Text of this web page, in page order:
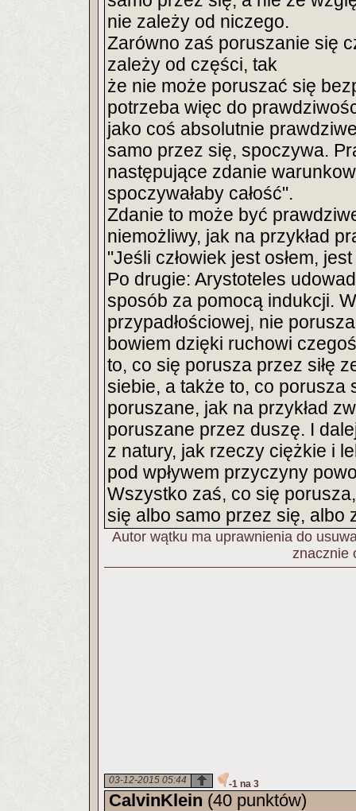
nie zależy od niczego.
Zarówno zaś poruszanie się
zależy od części, tak
że nie może poruszać się
potrzeba więc do
jako coś absolutnie
samo przez się, spoczywa.
następujące zdanie
spoczywałaby całość".
Zdanie to może być
niemożliwy, jak na przykład
"Jeśli człowiek jest osłem,
Po drugie: Arystoteles
sposób za pomocą indukcji.
przypadłościowej, nie
bowiem dzięki ruchowi
to, co się porusza przez siłę
siebie, a także to, co porusza
poruszane, jak na przykład
poruszane przez duszę. I
z natury, jak rzeczy ciężkie i
pod wpływem przyczyny
Wszystko zaś, co się
się albo samo przez się, albo
Autor wątku ma uprawnienia do
znacznie
03-12-2015 05:44 -1 na 3
CalvinKlein (40 punktów)